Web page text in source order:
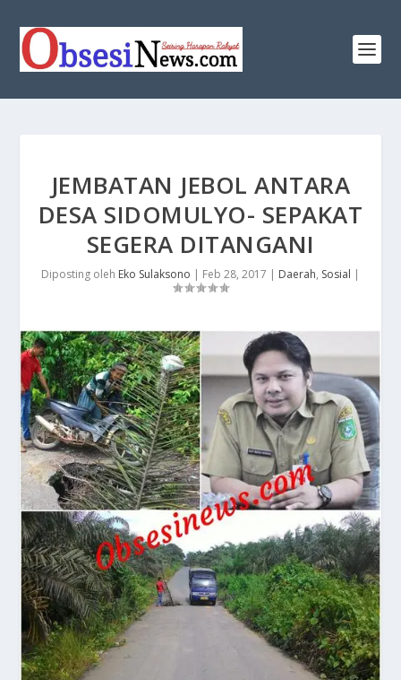
JEMBATAN JEBOL ANTARA
DESA SIDOMULYO- SEPAKAT
SEGERA DITANGANI
Diposting oleh Eko Sulaksono | Feb 28, 2017 | Daerah, Sosial |